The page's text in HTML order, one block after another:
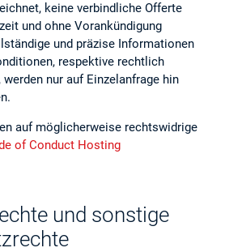
keine verbindliche Offerte
und ohne Vorankündigung
und präzise Informationen
respektive rechtlich
nur auf Einzelanfrage hin
auf möglicherweise rechtswidrige
of Conduct Hosting
und sonstige